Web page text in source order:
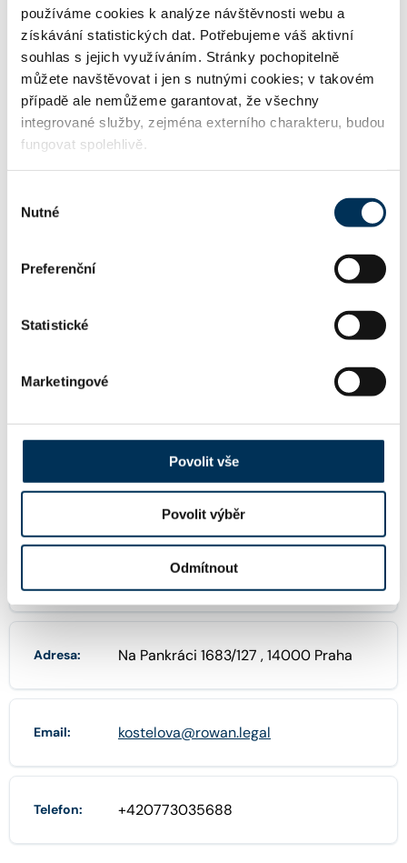
používáme cookies k analýze návštěvnosti webu a
získávání statistických dat. Potřebujeme váš aktivní
souhlas s jejich využíváním. Stránky pochopitelně
můžete navštěvovat i jen s nutnými cookies; v takovém
případě ale nemůžeme garantovat, že všechny
integrované služby, zejména externího charakteru, budou
fungovat spolehlivě.
souhlasu
Nutné
Preferenční
Statistické
Marketingové
Povolit vše
Povolit výběr
Odmítnout
TRVALE SPOLUPRACUJE S FIRMOU
ROWAN LEGAL, advokátní kancelář s.r.o.
KONTAKT
FIRMA
76161625
Adresa: Na Pankráci 1683/127 , 14000 Praha
Email: kostelova@rowan.legal
Telefon: +420773035688